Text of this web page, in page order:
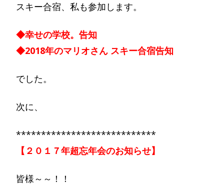
スキー合宿、私も参加します。
◆幸せの学校。告知
◆2018年のマリオさん スキー合宿告知
でした。
次に、
****************************
【２０１７年超忘年会のお知らせ】
皆様～～！！